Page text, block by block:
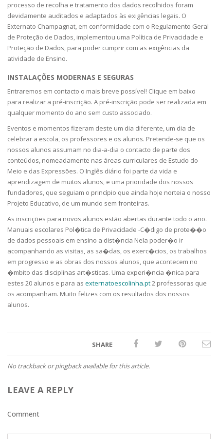
processo de recolha e tratamento dos dados recolhidos foram
devidamente auditados e adaptados às exigências legais. O
Externato Champagnat, em conformidade com o Regulamento Geral
de Proteção de Dados, implementou uma Política de Privacidade e
Proteção de Dados, para poder cumprir com as exigências da
atividade de Ensino.
INSTALAÇÕES MODERNAS E SEGURAS
Entraremos em contacto o mais breve possível! Clique em baixo
para realizar a pré-inscrição. A pré-inscrição pode ser realizada em
qualquer momento do ano sem custo associado.
Eventos e momentos fizeram deste um dia diferente, um dia de
celebrar a escola, os professores e os alunos. Pretende-se que os
nossos alunos assumam no dia-a-dia o contacto de parte dos
conteúdos, nomeadamente nas áreas curriculares de Estudo do
Meio e das Expressões. O Inglês diário foi parte da vida e
aprendizagem de muitos alunos, e uma prioridade dos nossos
fundadores, que seguiam o princípio que ainda hoje norteia o nosso
Projeto Educativo, de um mundo sem fronteiras.
As inscrições para novos alunos estão abertas durante todo o ano.
Manuais escolares Pol�tica de Privacidade -C�digo de prote��o
de dados pessoais em ensino a dist�ncia Nela poder�o ir
acompanhando as visitas, as sa�das, os exerc�cios, os trabalhos
em progresso e as obras dos nossos alunos, que acontecem no
�mbito das disciplinas art�sticas. Uma experi�ncia �nica para
estes 20 alunos e para as externatoescolinha.pt2 professoras que
os acompanham. Muito felizes com os resultados dos nossos
alunos.
SHARE
No trackback or pingback available for this article.
LEAVE A REPLY
Comment